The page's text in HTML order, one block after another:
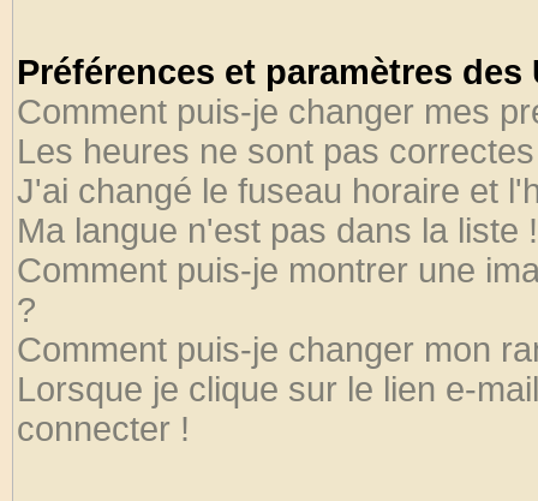
Préférences et paramètres
Comment puis-je changer mes
Les heures ne sont pas
J'ai changé le fuseau horaire et
Ma langue n'est pas dans la liste !
Comment puis-je montrer une
?
Comment puis-je changer mon
Lorsque je clique sur le lien e-
connecter !